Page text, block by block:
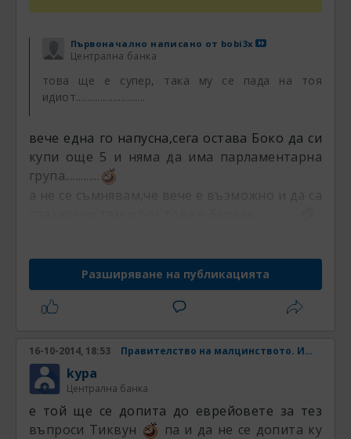
Първоначално написано от bobi3x
Централна банка
това ще е супер, така му се пада на тоя
идиот..........................
вече една го напусна,сега остава Боко да си
купи още 5 и няма да има парламентарна
група.............
Разширяване на публикацията
16-10-2014, 18:53 Правителство на малцинството. Има ли шанс? Част 4
kypa
Централна банка
е той ще се допита до еврейовете за тез
въпроси Тиквун
па и да не се допита ку